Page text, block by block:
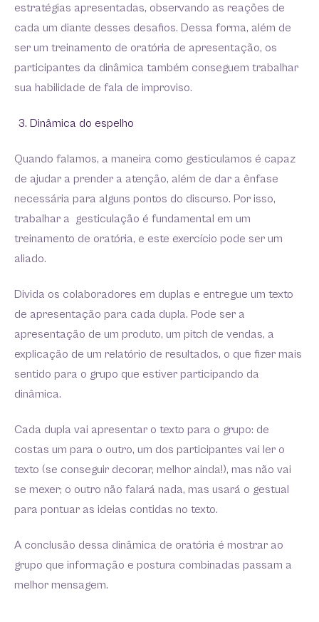
estratégias apresentadas, observando as reações de
cada um diante desses desafios. Dessa forma, além de
ser um treinamento de oratória de apresentação, os
participantes da dinâmica também conseguem trabalhar
sua habilidade de fala de improviso.
Dinâmica do espelho
Quando falamos, a maneira como gesticulamos é capaz
de ajudar a prender a atenção, além de dar a ênfase
necessária para alguns pontos do discurso. Por isso,
trabalhar a gesticulação é fundamental em um
treinamento de oratória, e este exercício pode ser um
aliado.
Divida os colaboradores em duplas e entregue um texto
de apresentação para cada dupla. Pode ser a
apresentação de um produto, um pitch de vendas, a
explicação de um relatório de resultados, o que fizer mais
sentido para o grupo que estiver participando da
dinâmica.
Cada dupla vai apresentar o texto para o grupo: de
costas um para o outro, um dos participantes vai ler o
texto (se conseguir decorar, melhor ainda!), mas não vai
se mexer; o outro não falará nada, mas usará o gestual
para pontuar as ideias contidas no texto.
A conclusão dessa dinâmica de oratória é mostrar ao
grupo que informação e postura combinadas passam a
melhor mensagem.